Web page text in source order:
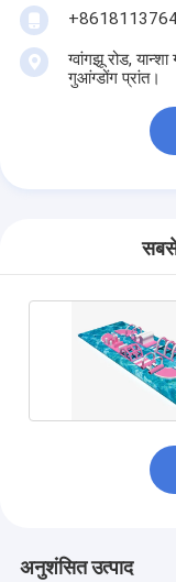
ग्वांगझू रोड,
गुआंग्डोंग प्रांत।
सबसे
अनुशंसित उत्पाद